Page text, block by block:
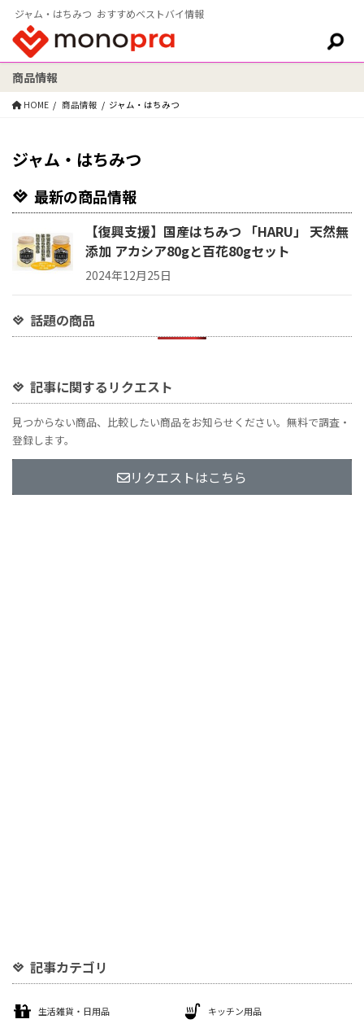
ジャム・はちみつ おすすめベストバイ情報
検索:
商品情報
HOME 商品情報 ジャム・はちみつ
ジャム・はちみつ
最新の商品情報
【復興支援】国産はちみつ 「HARU」 天然無
添加 アカシア80gと百花80gセット
2024年12月25日
話題の商品
記事に関するリクエスト
見つからない商品、比較したい商品をお知らせください。無料で調査・
登録します。
リクエストはこちら
記事カテゴリ
生活雑貨・日用品 キッチン用品